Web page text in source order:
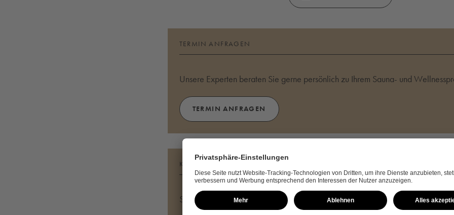
TERMIN ANFRAGEN
Unsere Experten beraten Sie gerne persönlich zu Ihrem Sauna- und
TERMIN ANFRAGEN
KONTAKT ANFORDERN
Sie haben Fragen zum Unternehmen KLAFS oder unseren Produkten?